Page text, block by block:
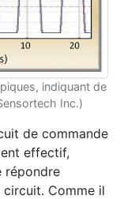
indiquant de
Inc.)
de commande
effectif,
répondre
Comme il